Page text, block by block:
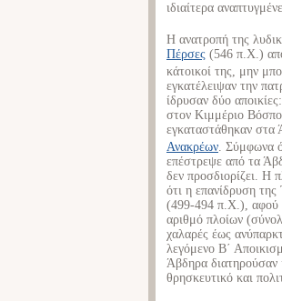
ιδιαίτερα
Η ανατροπή της
Πέρσες (546 π.Χ.)
κάτοικοί της, μην
εγκατέλειψαν την
ίδρυσαν δύο
στον Κιμμέριο
εγκαταστάθηκαν στα
Ανακρέων. Σύμφωνα
επέστρεψε από τα
δεν προσδιορίζει. Η
ότι η επανίδρυση
(499-494 π.Χ.), αφού
αριθμό πλοίων
χαλαρές έως
λεγόμενο Β΄
Άβδηρα διατηρούσαν
θρησκευτικό και